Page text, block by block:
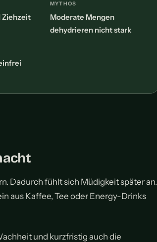
Ziehzeit
MYTHOS
Moderate Mengen
dehydrieren nicht stark
Dadurch fühlt sich Müdigkeit später an.
aus Kaffee, Tee oder Energy-Drinks
und kurzfristig auch die